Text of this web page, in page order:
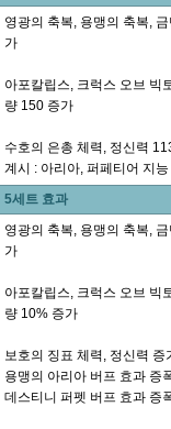
영광의 축복, 용맹의 축복,
가
아포칼립스, 크럭스 오브 빅
량 150 증가
수호의 은총 체력, 정신력
계시 : 아리아, 퍼페티어 지
5세트 효과
영광의 축복, 용맹의 축복,
가
아포칼립스, 크럭스 오브 빅
량 10% 증가
보호의 징표 체력, 정신력 증
용맹의 아리아 버프 효과 증
데스티니 퍼펫 버프 효과 증